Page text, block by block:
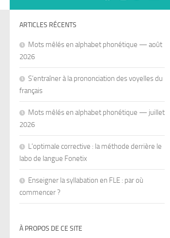
ARTICLES RÉCENTS
Mots mêlés en alphabet phonétique — août
2026
S’entraîner à la prononciation des voyelles du
français
Mots mêlés en alphabet phonétique — juillet
2026
L’optimale corrective : la méthode derrière le
labo de langue Fonetix
Enseigner la syllabation en FLE : par où
commencer ?
À PROPOS DE CE SITE